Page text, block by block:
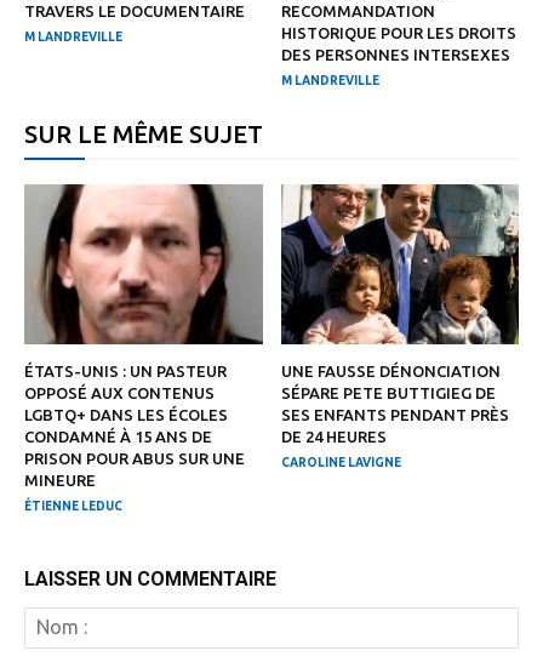
TRAVERS LE DOCUMENTAIRE
M LANDREVILLE
RECOMMANDATION
HISTORIQUE POUR LES DROITS
DES PERSONNES INTERSEXES
M LANDREVILLE
SUR LE MÊME SUJET
ÉTATS-UNIS : UN PASTEUR
OPPOSÉ AUX CONTENUS
LGBTQ+ DANS LES ÉCOLES
CONDAMNÉ À 15 ANS DE
PRISON POUR ABUS SUR UNE
MINEURE
ÉTIENNE LEDUC
UNE FAUSSE DÉNONCIATION
SÉPARE PETE BUTTIGIEG DE
SES ENFANTS PENDANT PRÈS
DE 24 HEURES
CAROLINE LAVIGNE
LAISSER UN COMMENTAIRE
: